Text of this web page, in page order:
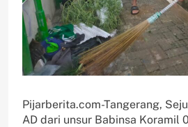
Pijarberita.com-Tangerang,
AD dari unsur Babinsa Koramil